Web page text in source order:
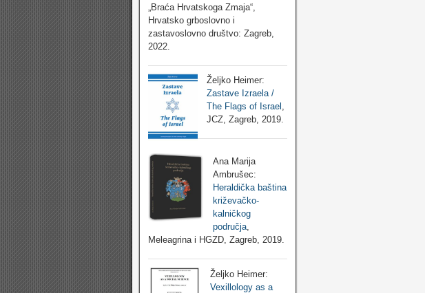
„Braća Hrvatskoga Zmaja“,
Hrvatsko grboslovno i
zastavoslovno društvo: Zagreb,
2022.
Željko Heimer:
Zastave Izraela /
The Flags of Israel ,
JCZ, Zagreb, 2019.
Ana Marija
Ambrušec:
Heraldička baština
križevačko-
kalničkog
područja,
Meleagrina i HGZD, Zagreb, 2019.
Željko Heimer:
Vexillology as a